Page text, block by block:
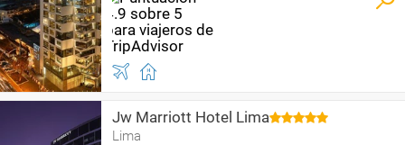
Jw Marriott Hotel Lima
Lima